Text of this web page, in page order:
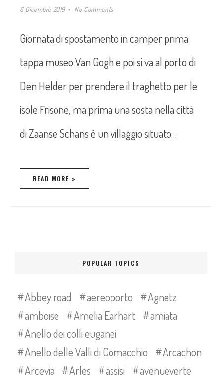
6 Dicembre 2019 No Comments
Giornata di spostamento in camper prima
tappa museo Van Gogh e poi si va al porto di
Den Helder per prendere il traghetto per le
isole Frisone, ma prima una sosta nella città
di Zaanse Schans è un villaggio situato…
READ MORE »
POPULAR TOPICS
Abbey road aereoporto
Agnetz
amboise
Amelia Earhart
amiata
Anello dei colli euganei
Anello delle Valli di Comacchio
Arcachon
Arcevia
Arles assisi
avenueverte